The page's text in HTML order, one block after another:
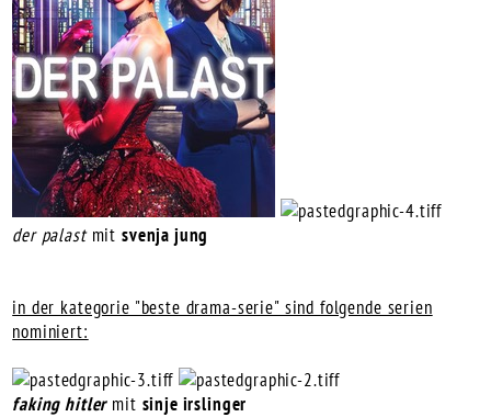
der palastmit svenja jung
in der kategorie "beste drama-serie" sind folgende serien
nominiert:
faking hitlermit sinje irslinger